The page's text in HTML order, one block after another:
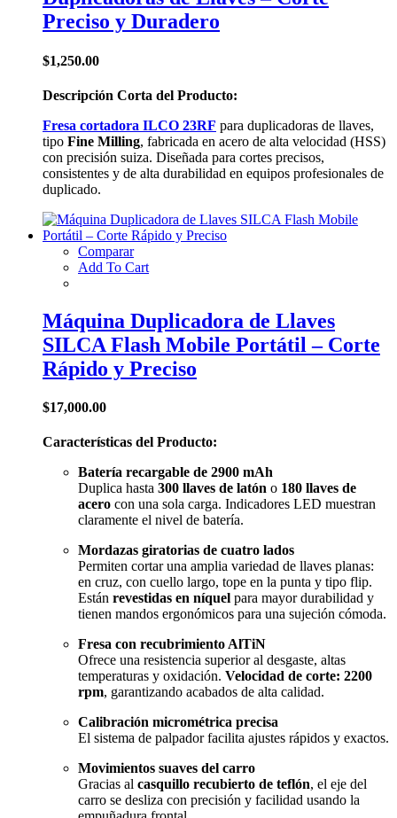
Preciso y Duradero
$1,250.00
Descripción Corta del Producto:
Fresa cortadora ILCO 23RF para duplicadoras de llaves,
tipo Fine Milling, fabricada en acero de alta velocidad (HSS)
con precisión suiza. Diseñada para cortes precisos,
consistentes y de alta durabilidad en equipos profesionales de
duplicado.
Comparar
Add To Cart
Máquina Duplicadora de Llaves
SILCA Flash Mobile Portátil – Corte
Rápido y Preciso
$17,000.00
Características del Producto:
Batería recargable de 2900 mAh
Duplica hasta 300 llaves de latón o 180 llaves de
acero con una sola carga. Indicadores LED muestran
claramente el nivel de batería.
Mordazas giratorias de cuatro lados
Permiten cortar una amplia variedad de llaves planas:
en cruz, con cuello largo, tope en la punta y tipo flip.
Están revestidas en níquel para mayor durabilidad y
tienen mandos ergonómicos para una sujeción cómoda.
Fresa con recubrimiento AlTiN
Ofrece una resistencia superior al desgaste, altas
temperaturas y oxidación. Velocidad de corte: 2200
rpm, garantizando acabados de alta calidad.
Calibración micrométrica precisa
El sistema de palpador facilita ajustes rápidos y exactos.
Movimientos suaves del carro
Gracias al casquillo recubierto de teflón, el eje del
carro se desliza con precisión y facilidad usando la